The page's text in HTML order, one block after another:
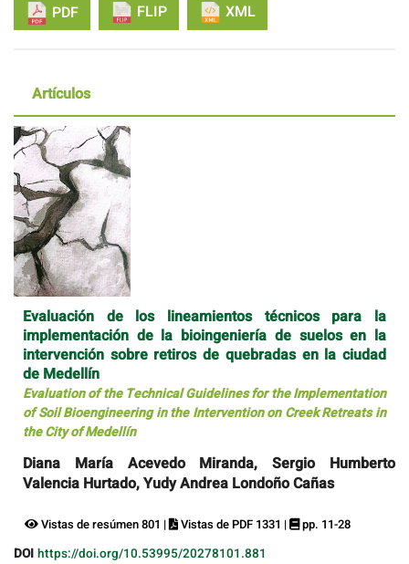
PDF FLIP XML
Artículos
Evaluación de los lineamientos técnicos para la
implementación de la bioingeniería de suelos en la
intervención sobre retiros de quebradas en la ciudad
de Medellín
Evaluation of the Technical Guidelines for the Implementation
of Soil Bioengineering in the Intervention on Creek Retreats in
the City of Medellín
Diana María Acevedo Miranda, Sergio Humberto
Valencia Hurtado, Yudy Andrea Londoño Cañas
Vistas de resúmen 801 | Vistas de PDF 1331 | pp. 11-28
DOI https://doi.org/10.53995/20278101.881